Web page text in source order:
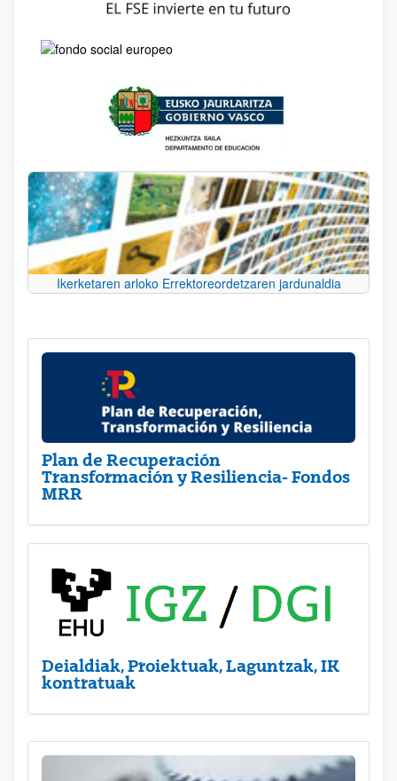
Ikerketaren arloko Errektoreordetzaren jardunaldia
Plan de Recuperación
Transformación y Resiliencia- Fondos
MRR
Deialdiak, Proiektuak, Laguntzak, IK
kontratuak